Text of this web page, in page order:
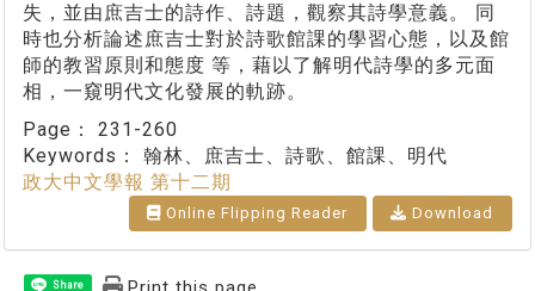
失，並由庶吉士的詩作、詩題，觀察其詩學意義。 同
時也分析論述庶吉士對於詩歌館課的學習心態，以及館
師的教習原則和態度 等，藉以了解明代詩學的多元面
相，一窺明代文化發展的軌跡。
Page： 231-260
Keywords： 翰林、庶吉士、詩歌、館課、明代
政大中文學報 第十二期
Online Flipping Reader Download
Share